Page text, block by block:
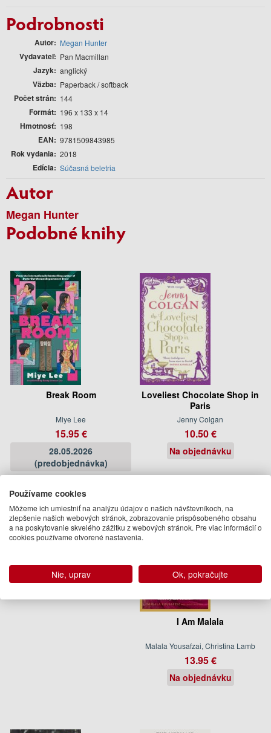
Podrobnosti
Autor Megan Hunter
Vydavateľ Pan Macmillan
Jazyk anglický
Väzba Paperback / softback
Počet strán 144
Formát 196 x 133 x 14
Hmotnosť 198
EAN 9781509843985
Rok vydania 2018
Edícia Súčasná beletria
Autor
Megan Hunter
Podobné knihy
Break Room
Miye Lee
15.95 €
28.05.2026
(predobjednávka)
Loveliest Chocolate Shop in
Paris
Jenny Colgan
10.50 €
Na objednávku
I Am Malala
Malala Yousafzai, Christina Lamb
13.95 €
Na objednávku
Používame cookies
Môžeme ich umiestniť na analýzu údajov o našich návštevníkoch, na
zlepšenie našich webových stránok, zobrazovanie prispôsobeného obsahu
a na poskytovanie skvelého zážitku z webových stránok. Pre viac informácií o
cookies používame otvorené nastavenia.
Nie, uprav Ok, pokračujte